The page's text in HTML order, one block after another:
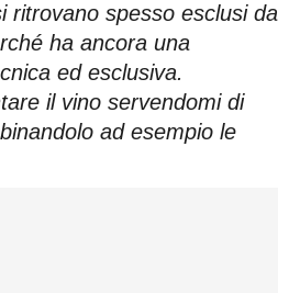
ritrovano spesso esclusi da
ha ancora una
ed esclusiva.
il vino servendomi di
ad esempio le